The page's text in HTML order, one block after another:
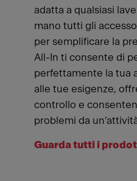
adatta a qualsiasi
mano tutti gli
per semplificare la
All-In ti consente di
perfettamente la tua
alle tue esigenze,
controllo e
problemi da
Guarda tutti i